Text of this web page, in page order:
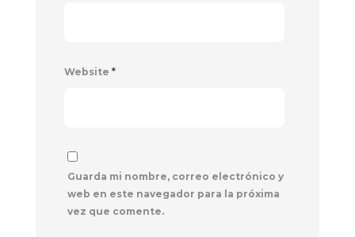
Website *
Guarda mi nombre, correo electrónico y
web en este navegador para la próxima
vez que comente.